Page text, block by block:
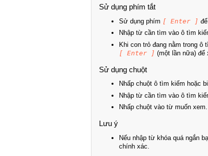
Sử dụng phím tắt
Sử dụng phím [ Enter ]
Nhập từ cần tìm vào ô tìm
Khi con trỏ đang nằm trong
[ Enter ] (một lần nữa) để
Sử dụng chuột
Nhấp chuột ô tìm kiếm hoặc
Nhập từ cần tìm vào ô tìm
Nhấp chuột vào từ muốn xem.
Lưu ý
Nếu nhập từ khóa quá ngắn
chính xác.